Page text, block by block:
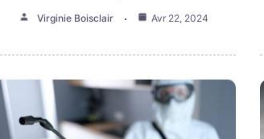
Virginie Boisclair Avr 22, 2024